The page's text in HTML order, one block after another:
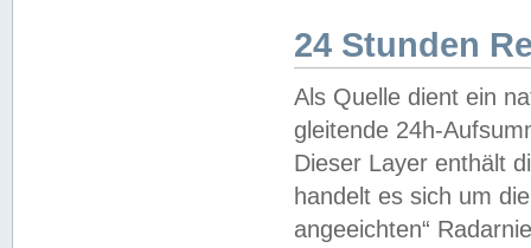
24 Stunden
Als Quelle dient ein
gleitende 24h-
Dieser Layer enthält
handelt es sich um
angeeichten“